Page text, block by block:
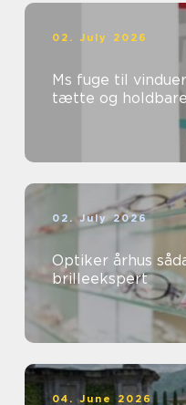
02. July 2026
Ms fuge til
tætte og
02. July 2026
Optiker århus sådan vælger du den rette
brilleekspert
04. June 2026